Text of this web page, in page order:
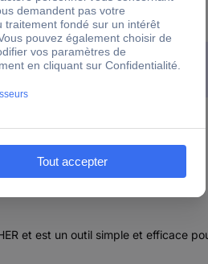
mâle 10 mm
et est un outil simple et efficace